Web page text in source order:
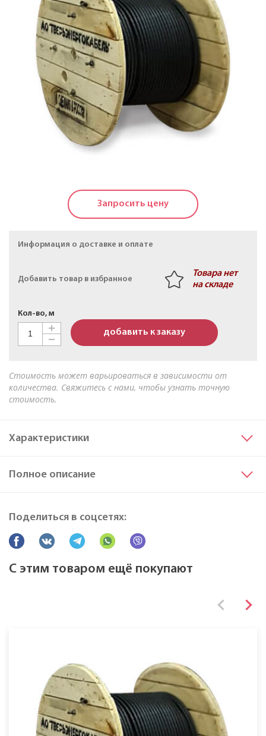
Кабели силовые с пластмассовой изоляцией в
холодостойком исполнении на напряжение до 1 КВ
Кабели силовые с изоляцией из сшитого
полиэтилена на напряжение до 20 КВ
Силовые кабели, не распространяющие горение, на
напряжение до 20 КВ
Кабели контрольные
Провода самонесущие изолированные и
защищенные для воздушных линий
электропередачи
Провода неизолированные для воздушных линий
электропередачи
Кабель АПвБШв 3х50мк+1х25мк(N)-1 ТУ 16-705.499-
Запросить цену
Информация о доставке и оплате
Добавить товар в избранное
Товара нет
на складе
Кол-во, м
добавить к заказу
Стоимость может варьироваться в зависимости от
количества. Свяжитесь с нами, чтобы узнать точную
стоимость.
Характеристики
Материал жилы
Алюминий
Полное описание
Поделиться в соцсетях:
С этим товаром ещё покупают